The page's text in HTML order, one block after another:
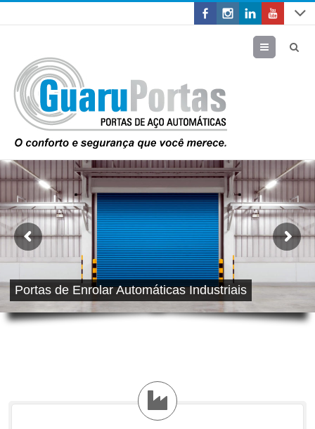
Menu
Portas de Enrolar Automáticas Industriais